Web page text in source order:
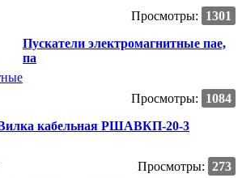
Просмотры:
1301
Пускатели электромагнитные пае,
па
Просмотры:
1084
кабельная РШАВКП-20-3
Просмотры: 273